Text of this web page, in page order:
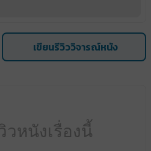
เขียนรีวิววิจารณ์หนัง
วหนังเรื่องนี้